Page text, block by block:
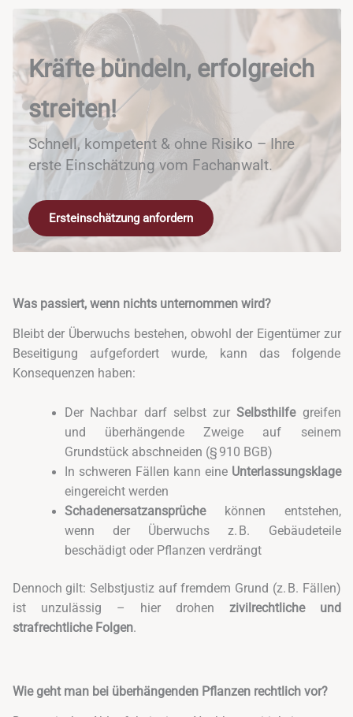
Kräfte bündeln, erfolgreich
streiten!
Schnell, kompetent & ohne Risiko – Ihre
erste Einschätzung vom Fachanwalt.
Ersteinschätzung anfordern
Was passiert, wenn nichts unternommen wird?
Bleibt der Überwuchs bestehen, obwohl der Eigentümer zur
Beseitigung aufgefordert wurde, kann das folgende
Konsequenzen haben:
Der Nachbar darf selbst zurSelbsthilfegreifen
und überhängende Zweige auf seinem
Grundstück abschneiden (§ 910 BGB)
In schweren Fällen kann eine Unterlassungsklage
eingereicht werden
Schadenersatzansprüchekönnen entstehen,
wenn der Überwuchs z. B. Gebäudeteile
beschädigt oder Pflanzen verdrängt
Dennoch gilt: Selbstjustiz auf fremdem Grund (z. B. Fällen)
ist unzulässig – hier drohen zivilrechtliche und
strafrechtliche Folgen.
Wie geht man bei überhängenden Pflanzen rechtlich vor?